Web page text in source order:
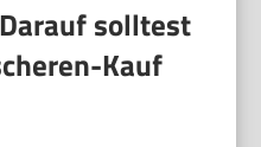
solltest
Kauf